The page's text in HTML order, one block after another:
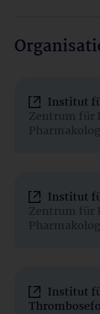
Institut
Zentrum für
Institut
Zentrum für
Institut